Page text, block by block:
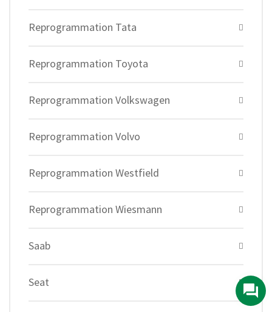
Reprogrammation Tata
Reprogrammation Toyota
Reprogrammation Volkswagen
Reprogrammation Volvo
Reprogrammation Westfield
Reprogrammation Wiesmann
Saab
Seat